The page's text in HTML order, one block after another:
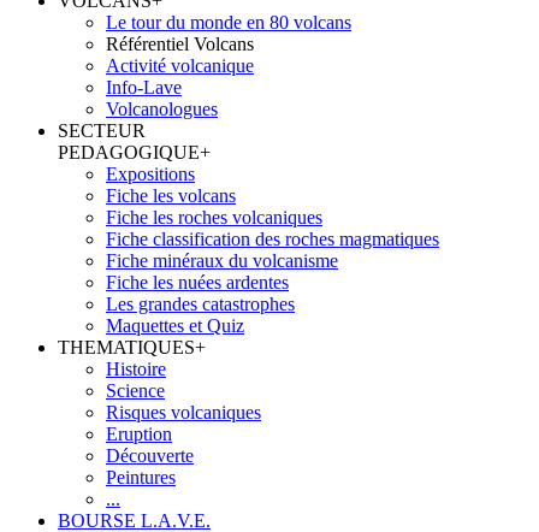
Le tour du monde en 80 volcans
Référentiel Volcans
Activité volcanique
Info-Lave
Volcanologues
SECTEUR
PEDAGOGIQUE+
Expositions
Fiche les volcans
Fiche les roches volcaniques
Fiche classification des roches magmatiques
Fiche minéraux du volcanisme
Fiche les nuées ardentes
Les grandes catastrophes
Maquettes et Quiz
THEMATIQUES+
Histoire
Science
Risques volcaniques
Eruption
Découverte
Peintures
...
BOURSE L.A.V.E.